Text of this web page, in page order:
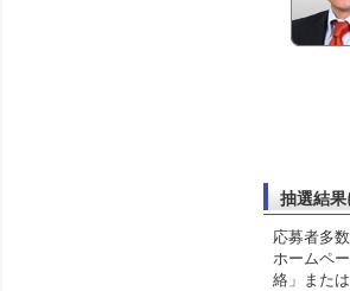
抽選結
応募者多
ホームペ
絡」また